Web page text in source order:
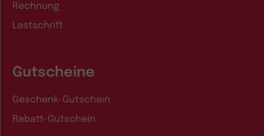
Rechnung
Lastschrift
Gutscheine
Geschenk-Gutschein
Rabatt-Gutschein